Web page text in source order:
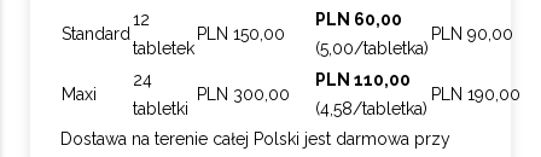
Standard
12
tabletek
PLN 150,00
PLN 60,00
(5,00/tabletka)
PLN 90,00
Maxi
24
tabletki
PLN 300,00
PLN 110,00
(4,58/tabletka)
PLN 190,00
Dostawa na terenie całej Polski jest darmowa przy